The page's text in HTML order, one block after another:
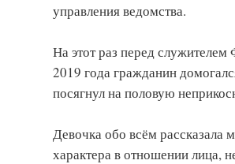
управления ведомства.
На этот раз перед
2019 года гражданин
посягнул на половую
Девочка обо всём рассказала
характера в отношении лица,